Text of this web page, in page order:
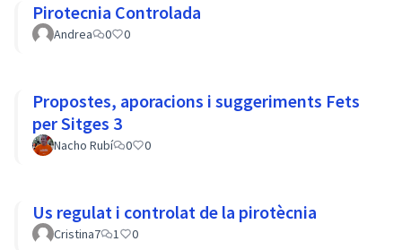
Pirotecnia Controlada
Andrea 0 0
Propostes, aporacions i suggeriments Fets
per Sitges 3
Nacho Rubí 0 0
Us regulat i controlat de la pirotècnia
Cristina7 1 0